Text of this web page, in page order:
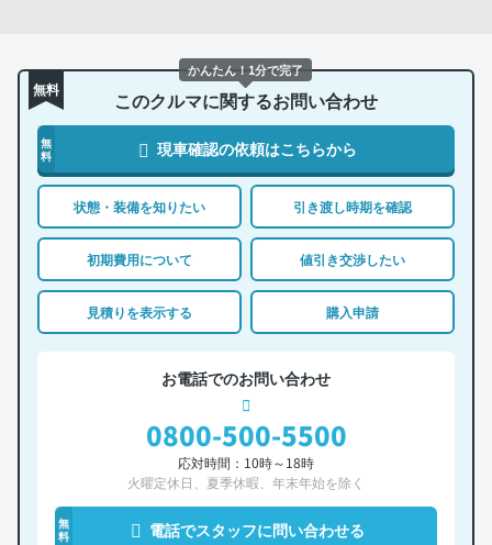
無料 このクルマに関するお問い合わせ
無
料
現車確認の依頼はこちらから
状態・装備を知りたい 引き渡し時期を確認
初期費用について 値引き交渉したい
見積りを表示する 購入申請
お電話でのお問い合わせ
0800-500-5500
応対時間：10時～18時
火曜定休日、夏季休暇、年末年始を除く
無
料
電話でスタッフに問い合わせる
かんたん！1分で完了